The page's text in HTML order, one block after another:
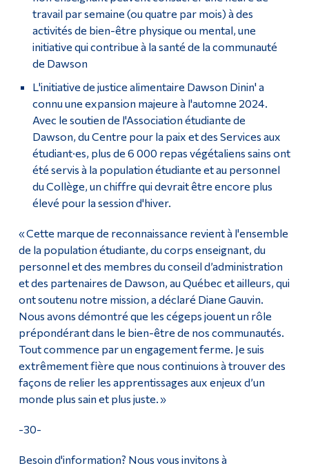
travail par semaine (ou quatre par mois) à des
activités de bien-être physique ou mental, une
initiative qui contribue à la santé de la communauté
de Dawson
L'initiative de justice alimentaire Dawson Dinin' a
connu une expansion majeure à l'automne 2024.
Avec le soutien de l'Association étudiante de
Dawson, du Centre pour la paix et des Services aux
étudiant·es, plus de 6 000 repas végétaliens sains ont
été servis à la population étudiante et au personnel
du Collège, un chiffre qui devrait être encore plus
élevé pour la session d'hiver.
« Cette marque de reconnaissance revient à l'ensemble
de la population étudiante, du corps enseignant, du
personnel et des membres du conseil d’administration
et des partenaires de Dawson, au Québec et ailleurs, qui
ont soutenu notre mission, a déclaré Diane Gauvin.
Nous avons démontré que les cégeps jouent un rôle
prépondérant dans le bien-être de nos communautés.
Tout commence par un engagement ferme. Je suis
extrêmement fière que nous continuions à trouver des
façons de relier les apprentissages aux enjeux d’un
monde plus sain et plus juste. »
-30-
Besoin d'information? Nous vous invitons à